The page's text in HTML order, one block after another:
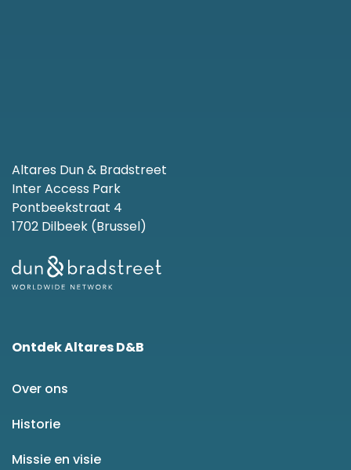
Altares Dun & Bradstreet
Inter Access Park
Pontbeekstraat 4
1702 Dilbeek (Brussel)
Ontdek Altares D&B
Over ons
Historie
Missie en visie